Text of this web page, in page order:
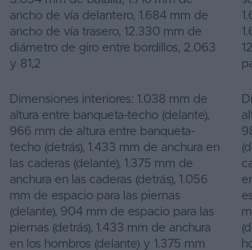
ancho de vía delantero, 1.684 mm de
ancho de vía trasero, 12.330 mm de
diámetro de giro entre bordillos, 2.063
y 81,2
Dimensiones interiores: 1.038 mm de
altura entre banqueta-techo (delante),
966 mm de altura entre banqueta-
techo (detrás), 1.433 mm de anchura en
las caderas (delante), 1.375 mm de
anchura en las caderas (detrás), 1.056
mm de espacio para las piernas
(delante), 904 mm de espacio para las
piernas (detrás), 1.433 mm de anchura
en los hombros (delante) y 1.375 mm